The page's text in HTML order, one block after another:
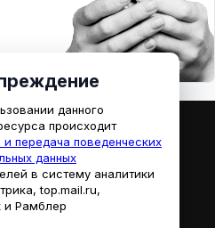
Кино
данного
происходит
и передача поведенческих
данных
в систему аналитики
top.mail.ru,
и Рамблер